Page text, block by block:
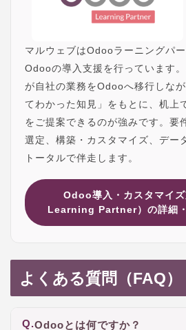
マルウェブはOdooラーニングパー
Odooの導入支援を行っています
が自社の業務をOdooへ移行しな
てわかった知見」をもとに、机上
をご提案できるのが強みです。要
選定、構築・カスタマイズ、デー
トータルで伴走します。
Odoo導入・カスタマイ
Learning Partner）の詳細
よくある質問（FAQ）
Q.Odooとは何ですか？